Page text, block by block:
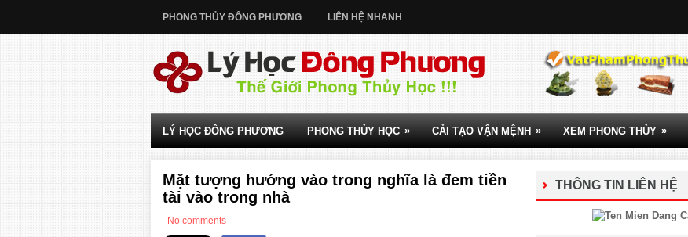
PHONG THỦY ĐÔNG PHƯƠNG LIÊN HỆ NHANH
LÝ HỌC ĐÔNG PHƯƠNG PHONG THỦY HỌC » CẢI TẠO VẬN MỆNH » XEM PHONG THỦY »
Mặt tượng hướng vào trong nghĩa là đem tiền
tài vào trong nhà
No comments
THÔNG TIN LIÊN HỆ